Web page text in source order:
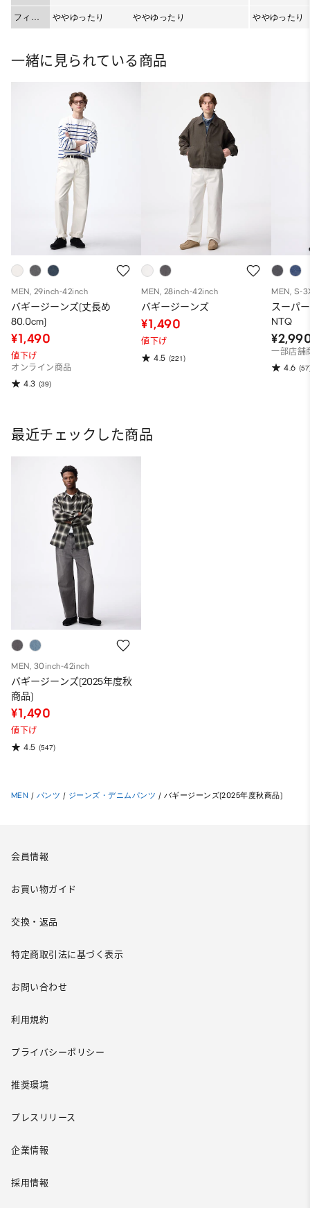
ット
フィッ
ト
ややゆったり ややゆったり ややゆったり
一緒に見られている商品
MEN, 29inch-42inch
バギージーンズ(丈長め
80.0cm)
¥1,490
値下げ
オンライン商品
4.3 (39)
MEN, 28inch-42inch
バギージーンズ
¥1,490
値下げ
4.5 (221)
MEN, S-
スーパ
NTQ
一部店舗
4.6
最近チェックした商品
MEN, 30inch-42inch
バギージーンズ(2025年度秋
商品)
¥1,490
値下げ
4.5 (547)
MEN / パンツ / ジーンズ・デニムパンツ / バギージーンズ(2025年度秋商品)
会員情報
お買い物ガイド
交換・返品
特定商取引法に基づく表示
お問い合わせ
利用規約
プライバシーポリシー
推奨環境
プレスリリース
企業情報
採用情報